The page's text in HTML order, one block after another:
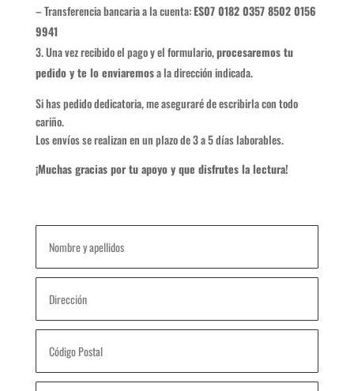
– Transferencia bancaria a la cuenta:ES07 0182 0357 8502 0156
9941
Una vez recibido el pago y el formulario,procesaremos tu
pedido y te lo enviaremosa la dirección indicada.
Si has pedido dedicatoria, me aseguraré de escribirla con todo
cariño.
Los envíos se realizan en un plazo de 3 a 5 días laborables.
¡Muchas gracias por tu apoyo y que disfrutes la lectura!